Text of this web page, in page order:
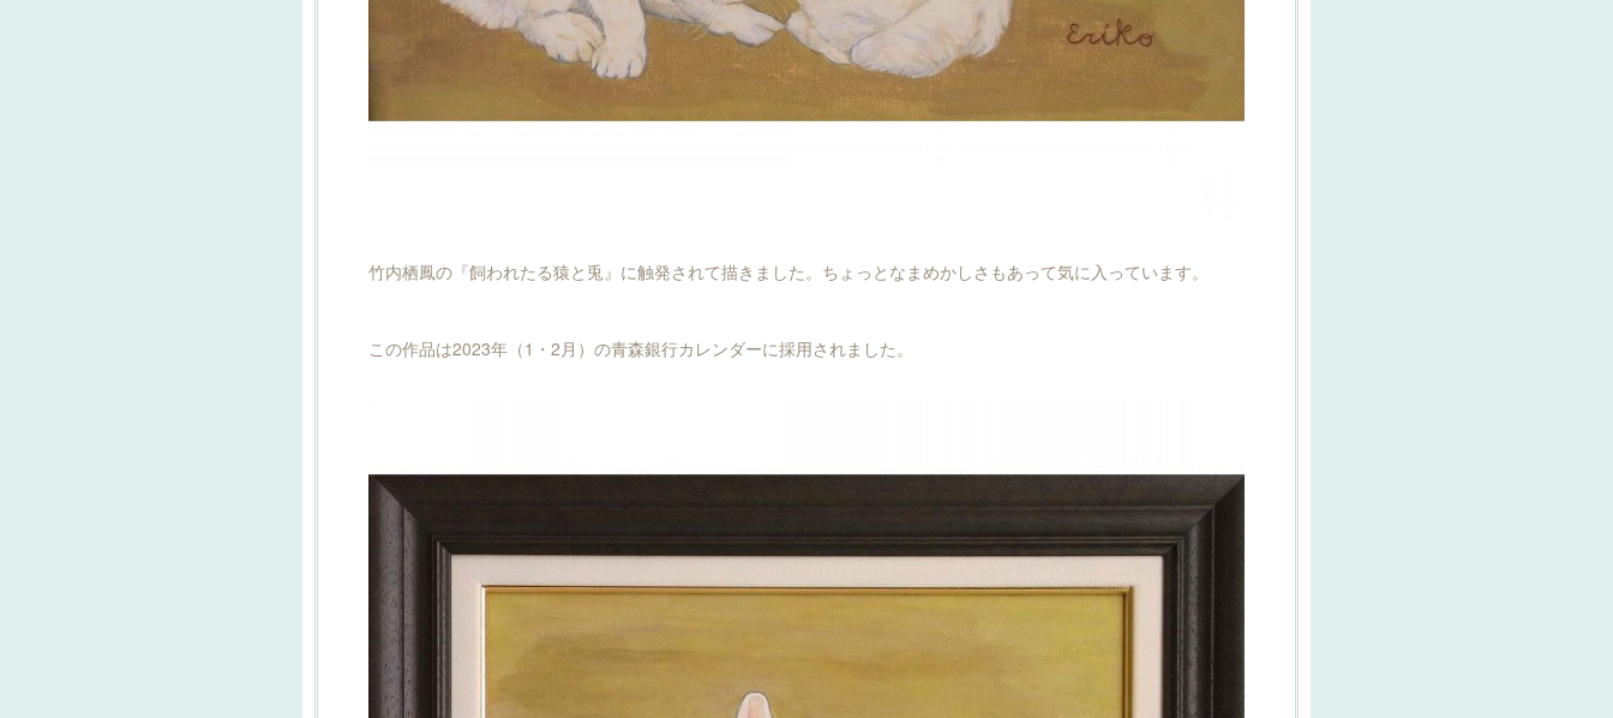
竹内栖鳳の『飼われたる猿と兎』に触発されて描きました。ちょっとなまめかしさもあって気に入っています。
この作品は2023年（1・2月）の青森銀行カレンダーに採用されました。